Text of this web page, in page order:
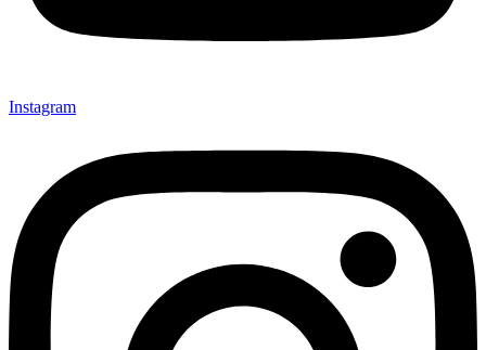
Instagram